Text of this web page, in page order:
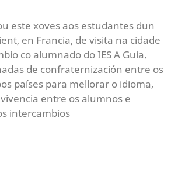
este xoves aos estudantes dun
en Francia, de visita na cidade
co alumnado do IES A Guía.
de confraternización entre os
países para mellorar o idioma,
entre os alumnos e
intercambios